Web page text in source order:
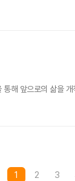
해 앞으로의 삶을
1 2 3